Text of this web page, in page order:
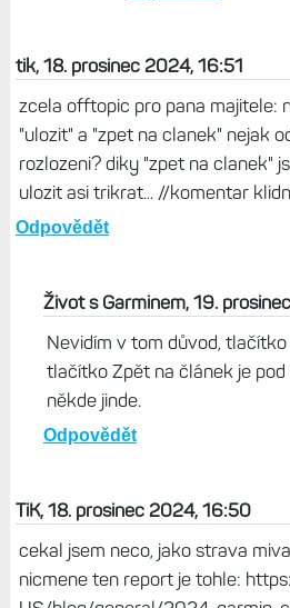
Bych tu vahu
nekterych
sla merit kondice
vykonu i kdyby to
pas. Ne, ty tezky
tik, 18. prosinec 2024, 16:51
zcela offtopic pro pana majitele:
"ulozit" a "zpet na clanek" nejak
rozlozeni? diky "zpet na clanek"
Odpovědět
Život s Garminem, 19.